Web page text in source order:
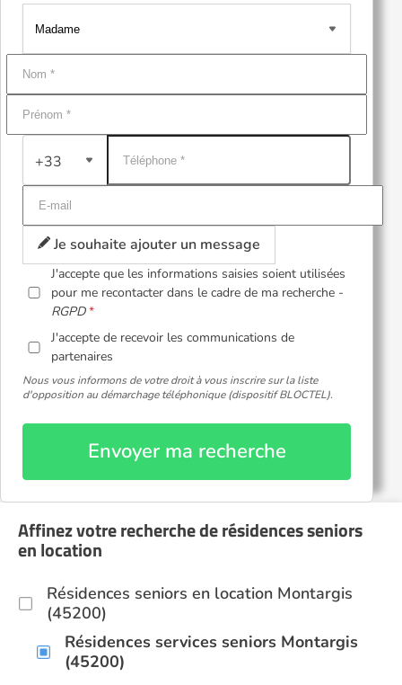
+33
Je souhaite ajouter un message
J'accepte que les informations saisies soient utilisées
pour me recontacter dans le cadre de ma recherche -
RGPD
J'accepte de recevoir les communications de
partenaires
Nous vous informons de votre droit à vous inscrire sur la liste
d'opposition au démarchage téléphonique (dispositif BLOCTEL).
Envoyer ma recherche
Affinez votre recherche de résidences seniors
en location
Résidences seniors en location Montargis
(45200)
Résidences services seniors Montargis
(45200)